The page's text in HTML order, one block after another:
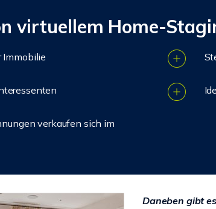
virtuellem Home-
verkaufen sich im
Daneben gibt